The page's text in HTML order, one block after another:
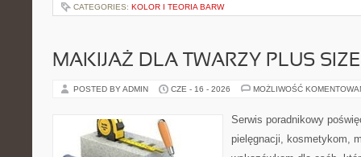
CATEGORIES: KOLOR I TEORIA BARW
MAKIJAŻ DLA TWARZY PLUS SIZE
POSTED BY ADMIN CZE - 16 - 2026 MOŻLIWOŚĆ
Serwis poradnikowy
pielęgnacji, kosmetykom,